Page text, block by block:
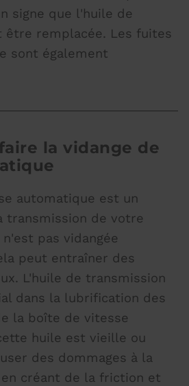
signe que l'huile de
remplacée. Les fuites
sont également
la vidange de
automatique est un
transmission de votre
pas vidangée
peut entraîner des
L'huile de transmission
dans la lubrification des
la boîte de vitesse
huile est vieille ou
des dommages à la
créant de la friction et